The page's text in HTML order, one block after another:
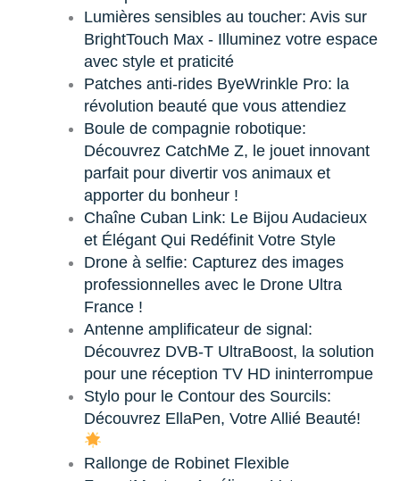
Lumières sensibles au toucher: Avis sur
BrightTouch Max - Illuminez votre espace
avec style et praticité
Patches anti-rides ByeWrinkle Pro: la
révolution beauté que vous attendiez
Boule de compagnie robotique:
Découvrez CatchMe Z, le jouet innovant
parfait pour divertir vos animaux et
apporter du bonheur !
Chaîne Cuban Link: Le Bijou Audacieux
et Élégant Qui Redéfinit Votre Style
Drone à selfie: Capturez des images
professionnelles avec le Drone Ultra
France !
Antenne amplificateur de signal:
Découvrez DVB-T UltraBoost, la solution
pour une réception TV HD ininterrompue
Stylo pour le Contour des Sourcils:
Découvrez EllaPen, Votre Allié Beauté!
Rallonge de Robinet Flexible